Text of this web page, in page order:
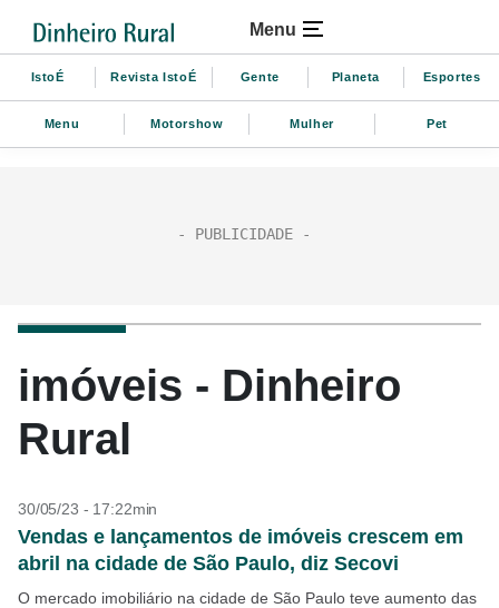
Menu
IstoÉ Revista IstoÉ Gente Planeta Esportes
Menu Motorshow Mulher Pet
imóveis - Dinheiro
Rural
30/05/23 - 17:22min
Vendas e lançamentos de imóveis crescem em
abril na cidade de São Paulo, diz Secovi
O mercado imobiliário na cidade de São Paulo teve aumento das